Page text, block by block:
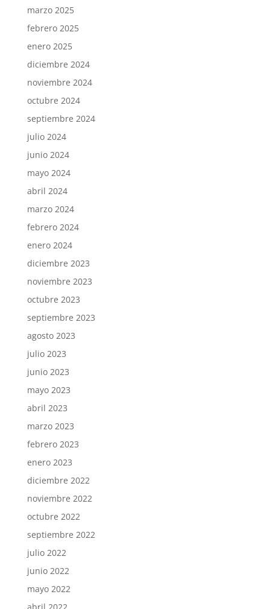
marzo 2025
febrero 2025
enero 2025
diciembre 2024
noviembre 2024
octubre 2024
septiembre 2024
julio 2024
junio 2024
mayo 2024
abril 2024
marzo 2024
febrero 2024
enero 2024
diciembre 2023
noviembre 2023
octubre 2023
septiembre 2023
agosto 2023
julio 2023
junio 2023
mayo 2023
abril 2023
marzo 2023
febrero 2023
enero 2023
diciembre 2022
noviembre 2022
octubre 2022
septiembre 2022
julio 2022
junio 2022
mayo 2022